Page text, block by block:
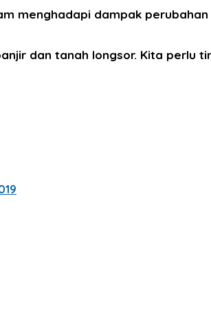
menghadapi dampak perubahan
dan tanah longsor. Kita perlu